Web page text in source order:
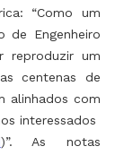
“Como um
de Engenheiro
reproduzir um
centenas de
alinhados com
interessados
)”. As notas